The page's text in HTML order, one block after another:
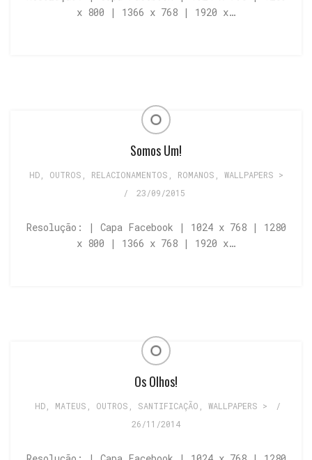
x 800 | 1366 x 768 | 1920 x…
Somos Um!
HD, OUTROS RELACIONAMENTOS ROMANOS
WALLPAPERS >
/
23/09/2015
Resolução: | Capa Facebook | 1024 x 768 | 1280
x 800 | 1366 x 768 | 1920 x…
Os Olhos!
HD MATEUS OUTROS SANTIFICAÇÃO WALLPAPERS >
/
26/11/2014